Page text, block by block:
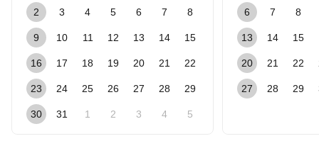
2 3 4 5 6 7 8
9 10 11 12 13 14 15
16 17 18 19 20 21 22
23 24 25 26 27 28 29
30 31 1 2 3 4 5
6 7 8
13 14 15
20 21 22
27 28 29